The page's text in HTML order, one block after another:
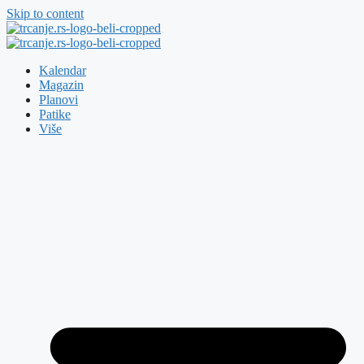
Skip to content
Kalendar
Magazin
Planovi
Patike
Više